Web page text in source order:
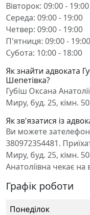
Вівторок: 09:00 - 19:00
Середа: 09:00 - 19:00
Четвер: 09:00 - 19:00
П'ятниця: 09:00 - 19:00
Субота: 10:00 - 18:00
Як знайти адвоката
Шепетівка?
Губіш Оксана
Миру, буд. 25, кімн.
Як зв'язатися із
Ви можете
380972354481.
Миру, буд. 25, кімн.
Анатоліївна чекає
Графік роботи
Понеділок